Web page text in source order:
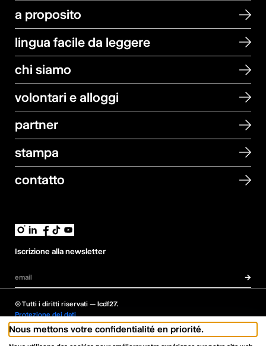
a proposito
lingua facile da leggere
chi siamo
volontari e alloggi
partner
stampa
contatto
Iscrizione alla newsletter
Indirizzo email
→
© Tutti i diritti riservati — lcdf27.
Protezione dei dati
Paramètres de confidentialité
Nous mettons votre confidentialité en priorité.